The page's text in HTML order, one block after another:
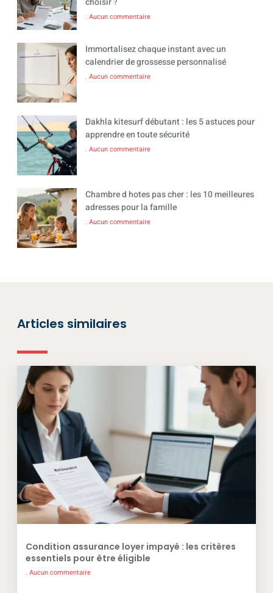
Aucun commentaire
Immortalisez chaque instant avec un
calendrier de grossesse personnalisé
Aucun commentaire
Dakhla kitesurf débutant : les 5 astuces pour
apprendre en toute sécurité
Aucun commentaire
Chambre d hotes pas cher : les 10 meilleures
adresses pour la famille
Aucun commentaire
Articles similaires
Condition assurance loyer impayé : les critères
essentiels pour être éligible
Aucun commentaire